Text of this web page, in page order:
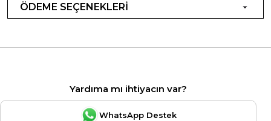
ÖDEME SEÇENEKLERİ
Yardıma mı ihtiyacın var?
WhatsApp Destek